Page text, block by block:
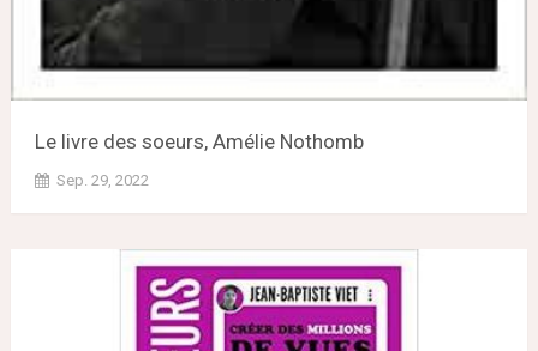
Le livre des soeurs, Amélie Nothomb
Sep. 29, 2022